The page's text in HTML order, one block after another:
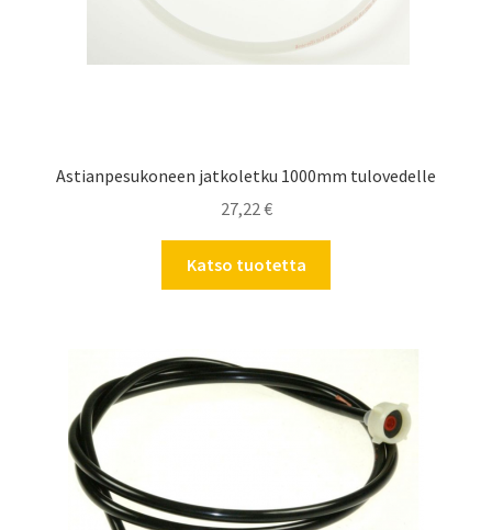
Astianpesukoneen jatkoletku 1000mm tulovedelle
27,22€
Katso tuotetta